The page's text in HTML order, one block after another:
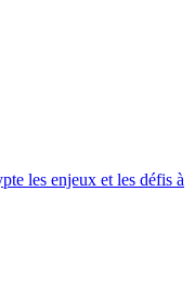
les enjeux et les défis à